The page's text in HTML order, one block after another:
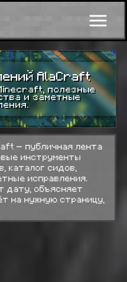
AlaCraft
полезные
и заметные
— публичная лента
инструменты
каталог сидов,
исправления.
дату, объясняет
на нужную страницу,